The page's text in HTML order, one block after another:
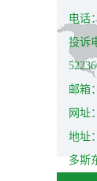
电话
投诉
邮箱
网址
地址
多斯